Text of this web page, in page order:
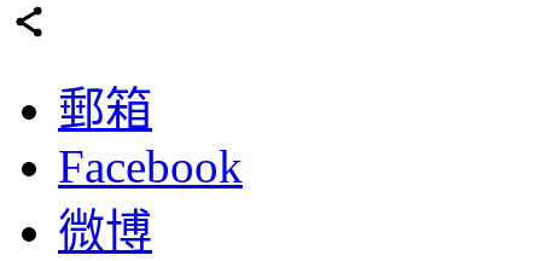
郵箱
Facebook
微博